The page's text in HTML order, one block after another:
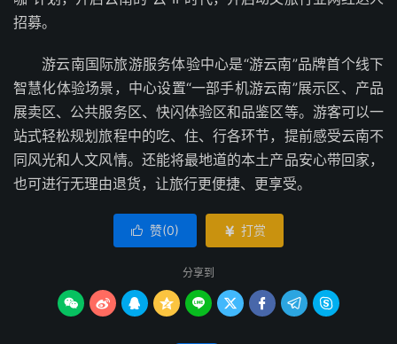
招募。
游云南国际旅游服务体验中心是“游云南”品牌首个线下
智慧化体验场景，中心设置“一部手机游云南”展示区、产品
展卖区、公共服务区、快闪体验区和品鉴区等。游客可以一
站式轻松规划旅程中的吃、住、行各环节，提前感受云南不
同风光和人文风情。还能将最地道的本土产品安心带回家，
也可进行无理由退货，让旅行更便捷、更享受。
 赞(0)  打赏
分享到
        